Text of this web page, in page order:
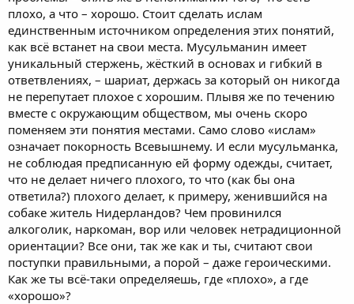
плохо, а что – хорошо. Стоит сделать ислам
единственным источником определения этих понятий,
как всё встанет на свои места. Мусульманин имеет
уникальный стержень, жёсткий в основах и гибкий в
ответвлениях, – шариат, держась за который он никогда
не перепутает плохое с хорошим. Плывя же по течению
вместе с окружающим обществом, мы очень скоро
поменяем эти понятия местами. Само слово «ислам»
означает покорность Всевышнему. И если мусульманка,
не соблюдая предписанную ей форму одежды, считает,
что не делает ничего плохого, то что (как бы она
ответила?) плохого делает, к примеру, женившийся на
собаке житель Нидерландов? Чем провинился
алкоголик, наркоман, вор или человек нетрадиционной
ориентации? Все они, так же как и ты, считают свои
поступки правильными, а порой – даже героическими.
Как же ты всё-таки определяешь, где «плохо», а где
«хорошо»?